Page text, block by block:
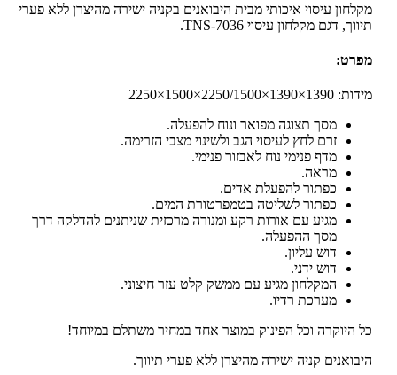
מקלחון עיסוי איכותי מבית היבואנים בקניה ישירה מהיצרן ללא פערי
תיווך, דגם מקלחון עיסוי TNS-7036.
מפרט:
מידות: 1390×1390×2250/1500×1500×2250
מסך תצוגה מפואר ונוח להפעלה.
זרם לחץ לעיסוי הגב ולשינוי מצבי הזרימה.
מדף פנימי נוח לאבזור פנימי.
מראה.
כפתור להפעלת אדים.
כפתור לשליטה בטמפרטורת המים.
מגיע עם אורות רקע ומנורה מרכזית שניתנים להדלקה דרך
מסך ההפעלה.
דוש עליון.
דוש ידני.
המקלחון מגיע עם ממשק קלט עזר חיצוני.
מערכת רדיו.
כל היוקרה וכל הפינוק במוצר אחד במחיר משתלם במיוחד!
היבואנים קניה ישירה מהיצרן ללא פערי תיווך.